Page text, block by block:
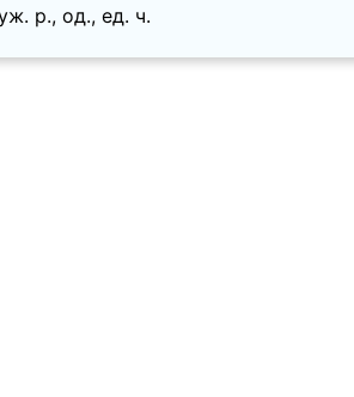
p., од., ед. ч.